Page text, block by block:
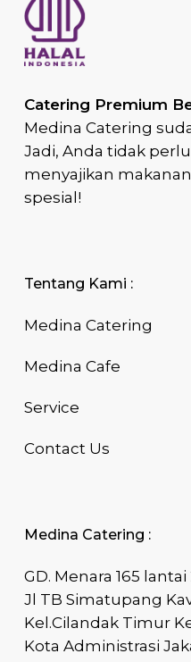
Catering Premium
Medina Catering
Jadi, Anda tidak
menyajikan
spesial!
Tentang Kami :
Medina Catering
Medina Cafe
Service
Contact Us
Medina Catering :
GD. Menara 165 lantai
Jl TB Simatupang
Kel.Cilandak Timur
Kota Administrasi